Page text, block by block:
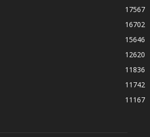
17567
16702
15646
12620
11836
11742
11167